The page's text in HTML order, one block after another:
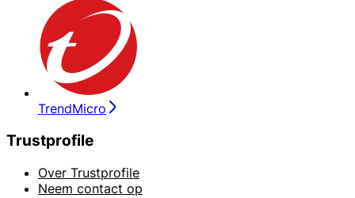
TrendMicro
Trustprofile
Over Trustprofile
Neem contact op